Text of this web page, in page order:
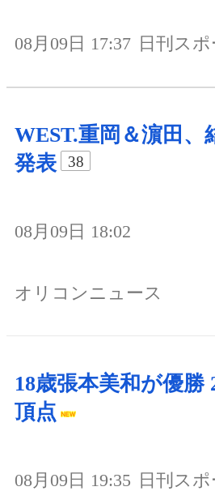
08月09日 17:37 日刊スポ
WEST.重岡＆濵田、
発表
38
08月09日 18:02
オリコンニュース
18歳張本美和が優勝
頂点
08月09日 19:35 日刊スポ